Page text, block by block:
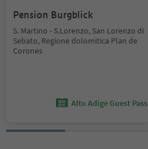
Pension Burgblick
S. Martino - S.Lorenzo, San Lorenzo di
Sebato, Regione dolomitica Plan de
Corones
Alto Adige Guest Pass